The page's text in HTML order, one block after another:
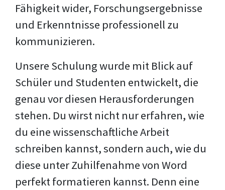
Fähigkeit wider, Forschungsergebnisse
und Erkenntnisse professionell zu
kommunizieren.
Unsere Schulung wurde mit Blick auf
Schüler und Studenten entwickelt, die
genau vor diesen Herausforderungen
stehen. Du wirst nicht nur erfahren, wie
du eine wissenschaftliche Arbeit
schreiben kannst, sondern auch, wie du
diese unter Zuhilfenahme von Word
perfekt formatieren kannst. Denn eine